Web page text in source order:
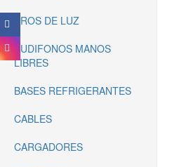
AROS DE LUZ
AUDIFONOS MANOS
LIBRES
BASES REFRIGERANTES
CABLES
CARGADORES